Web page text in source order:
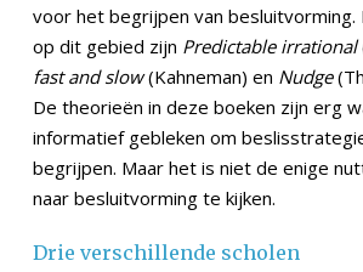
voor het begrijpen van besluitvorming.
op dit gebied zijn Predictable irrational
fast and slow(Kahneman) en Nudge
De theorieën in deze boeken zijn erg
informatief gebleken om
begrijpen. Maar het is niet de enige
naar besluitvorming te kijken.
Drie verschillende scholen